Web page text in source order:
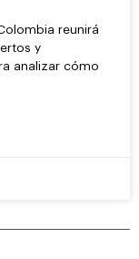
reunirá
y
analizar cómo